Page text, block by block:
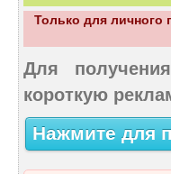
Только для личного
Для
короткую
Нажмите для